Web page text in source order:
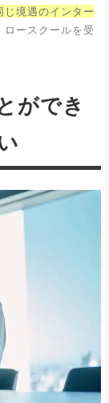
じ境遇のインター
ロースクールを受
ができ